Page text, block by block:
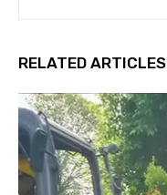
RELATED ARTICLES